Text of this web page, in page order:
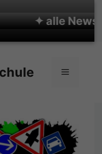
✦alle News
Menü